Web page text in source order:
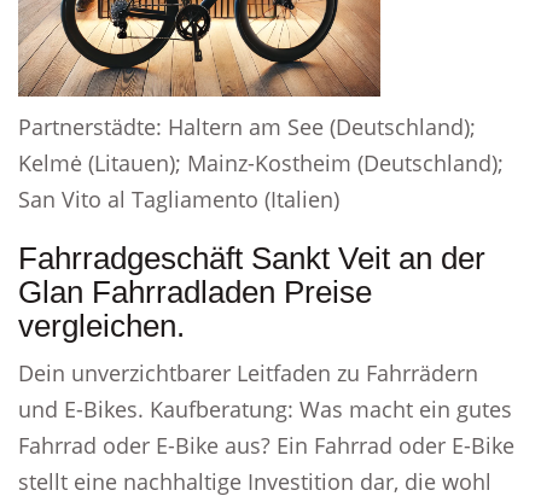
Partnerstädte: Haltern am See (Deutschland);
Kelmė (Litauen); Mainz-Kostheim (Deutschland);
San Vito al Tagliamento (Italien)
Fahrradgeschäft Sankt Veit an der
Glan Fahrradladen Preise
vergleichen.
Dein unverzichtbarer Leitfaden zu Fahrrädern
und E-Bikes. Kaufberatung: Was macht ein gutes
Fahrrad oder E-Bike aus? Ein Fahrrad oder E-Bike
stellt eine nachhaltige Investition dar, die wohl